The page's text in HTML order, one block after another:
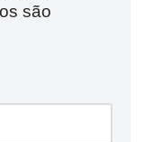
são